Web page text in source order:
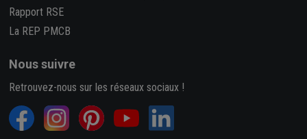
Rapport RSE
La REP PMCB
Nous suivre
Retrouvez-nous sur les réseaux sociaux !